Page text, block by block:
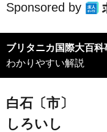
Sponsored by
ブリタニカ国際大百
わかりやすい解説
白石〔市〕
しろいし